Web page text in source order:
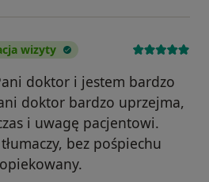
wizyty
doktor i jestem bardzo
doktor bardzo uprzejma,
i uwagę pacjentowi.
bez pośpiechu